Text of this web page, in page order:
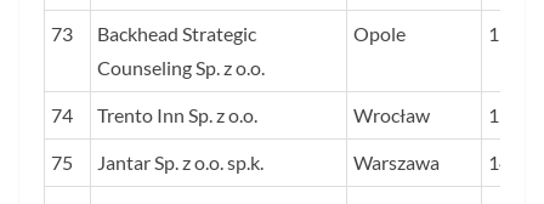
73
Backhead Strategic
Counseling Sp. z o.o.
Opole 15
74 Trento Inn Sp. z o.o. Wrocław 15
75 Jantar Sp. z o.o. sp.k. Warszawa 14